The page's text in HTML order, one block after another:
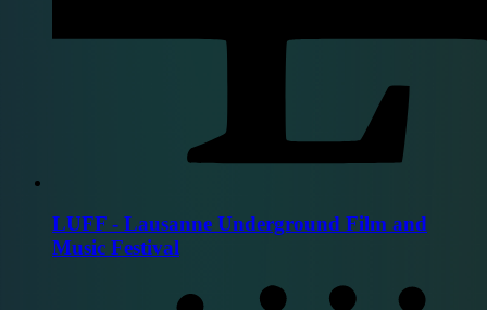
LUFF - Lausanne Underground Film and
Music Festival